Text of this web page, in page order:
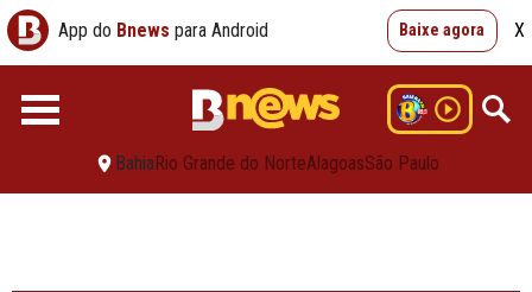
App do Bnews para Android Baixe agora X
BahiaRio Grande do NorteAlagoasSão Paulo